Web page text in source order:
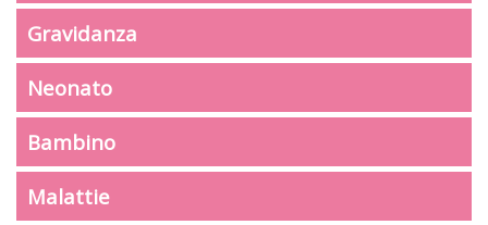
Gravidanza
Neonato
Bambino
Malattie